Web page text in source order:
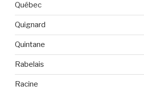
Québec
Quignard
Quintane
Rabelais
Racine